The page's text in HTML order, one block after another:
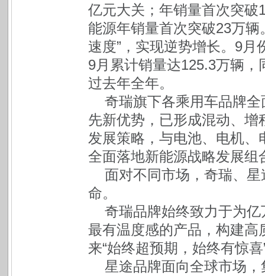
亿元大关；年销量首次突破
能源年销量首次突破23万
速度”，实现逆势增长。9
9月累计销量达125.3万辆
过去年全年。
奇瑞旗下各乘用车品牌
先新优势，已形成混动、
发展策略，与电池、电机、
全面落地新能源战略发展组
面对不同市场，奇瑞、
命。
奇瑞品牌始终致力于为
最有温度感的产品，构建
来“始终超预期，始终有惊
星途品牌面向全球市场